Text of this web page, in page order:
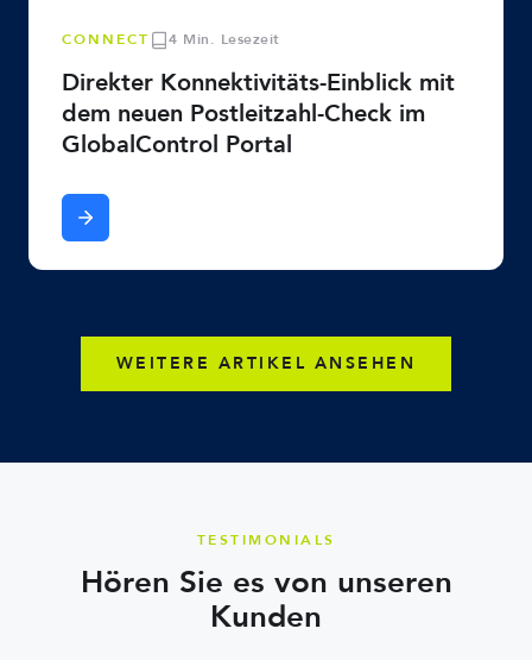
CONNECT 4 Min. Lesezeit
Direkter Konnektivitäts-Einblick mit
dem neuen Postleitzahl-Check im
GlobalControl Portal
WEITERE ARTIKEL ANSEHEN
TESTIMONIALS
Hören Sie es von unseren
Kunden